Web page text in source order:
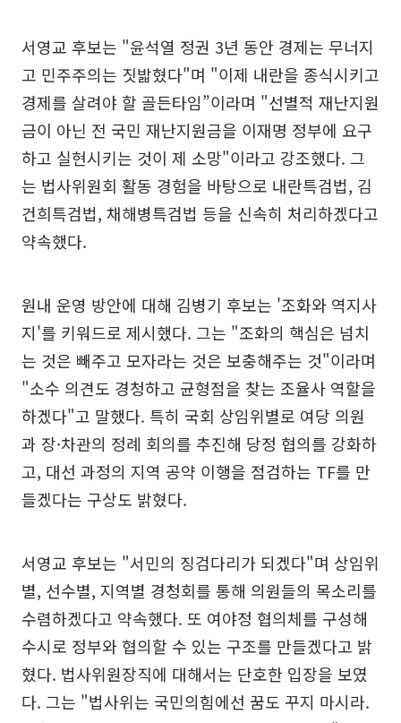
서영교 후보는 "윤석열 정권 3년 동안 경제는 무너지
고 민주주의는 짓밟혔다"며 "이제 내란을 종식시키고
경제를 살려야 할 골든타임”이라며 "선별적 재난지원
금이 아닌 전 국민 재난지원금을 이재명 정부에 요구
하고 실현시키는 것이 제 소망"이라고 강조했다. 그
는 법사위원회 활동 경험을 바탕으로 내란특검법, 김
건희특검법, 채해병특검법 등을 신속히 처리하겠다고
약속했다.
원내 운영 방안에 대해 김병기 후보는 '조화와 역지사
지'를 키워드로 제시했다. 그는 "조화의 핵심은 넘치
는 것은 빼주고 모자라는 것은 보충해주는 것"이라며
"소수 의견도 경청하고 균형점을 찾는 조율사 역할을
하겠다"고 말했다. 특히 국회 상임위별로 여당 의원
과 장·차관의 정례 회의를 추진해 당정 협의를 강화하
고, 대선 과정의 지역 공약 이행을 점검하는 TF를 만
들겠다는 구상도 밝혔다.
서영교 후보는 "서민의 징검다리가 되겠다"며 상임위
별, 선수별, 지역별 경청회를 통해 의원들의 목소리를
수렴하겠다고 약속했다. 또 여야정 협의체를 구성해
수시로 정부와 협의할 수 있는 구조를 만들겠다고 밝
혔다. 법사위원장직에 대해서는 단호한 입장을 보였
다. 그는 "법사위는 국민의힘에선 꿈도 꾸지 마시라.